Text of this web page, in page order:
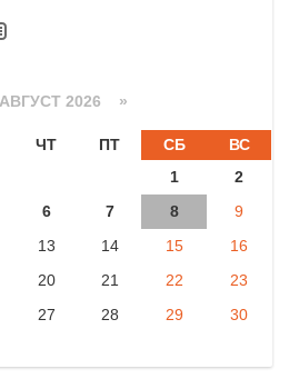
2026 »
ЧТ ПТ СБ
ВС
1
2
6 7 8
9
13 14 15
16
20 21 22
23
27 28 29
30